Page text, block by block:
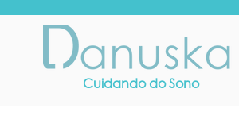
Cuidando do Sono